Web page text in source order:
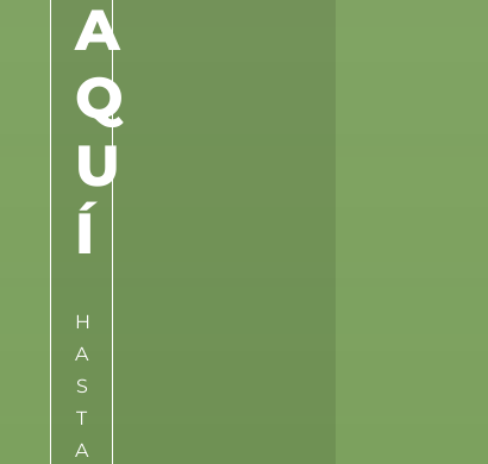
A
Q
U
Í
H
A
S
T
A